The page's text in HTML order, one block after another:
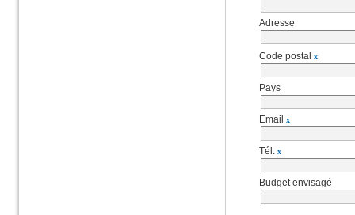
Adresse
Code postal x
Pays
Email x
Tél. x
Budget envisagé